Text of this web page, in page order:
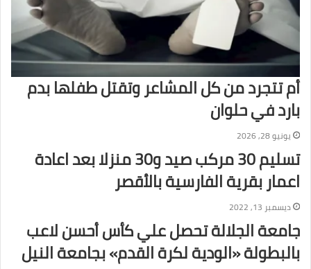
أم تتجرد من كل المشاعر وتقتل طفلها بدم
بارد في حلوان
يونيو 28, 2026
تسليم 30 مركب صيد و30 منزلا بعد اعادة
اعمار بقرية الفارسية بالأقصر
ديسمبر 13, 2022
جامعة الجلالة تحصل علي كأس أحسن لاعب
بالبطولة «الودية لكرة القدم» بجامعة النيل